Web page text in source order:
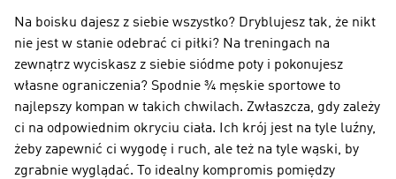
Na boisku dajesz z siebie wszystko? Dryblujesz tak, że nikt
nie jest w stanie odebrać ci piłki? Na treningach na
zewnątrz wyciskasz z siebie siódme poty i pokonujesz
własne ograniczenia? Spodnie ¾ męskie sportowe to
najlepszy kompan w takich chwilach. Zwłaszcza, gdy zależy
ci na odpowiednim okryciu ciała. Ich krój jest na tyle luźny,
żeby zapewnić ci wygodę i ruch, ale też na tyle wąski, by
zgrabnie wyglądać. To idealny kompromis pomiędzy